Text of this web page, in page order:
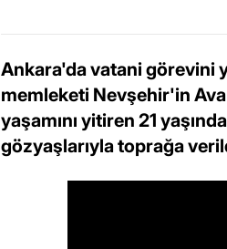
Ankara'da vatani görevini
memleketi Nevşehir'in
yaşamını yitiren 21
gözyaşlarıyla toprağa